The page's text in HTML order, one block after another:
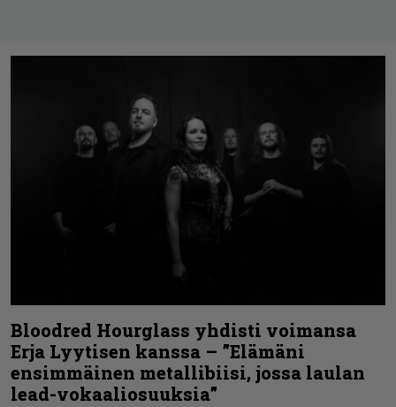
Bloodred Hourglass yhdisti voimansa
Erja Lyytisen kanssa – ”Elämäni
ensimmäinen metallibiisi, jossa laulan
lead-vokaaliosuuksia”